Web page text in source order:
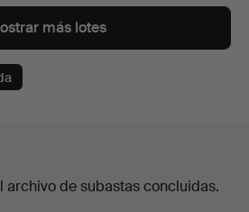
más lotes
archivo de subastas concluidas.